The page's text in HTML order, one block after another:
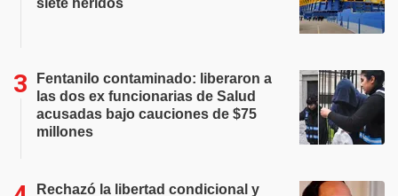
siete heridos
Fentanilo contaminado: liberaron a
las dos ex funcionarias de Salud
acusadas bajo cauciones de $75
millones
Rechazó la libertad condicional y